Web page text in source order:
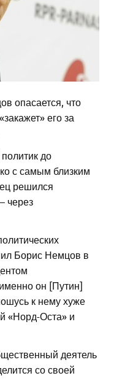
опасается, что
«закажет» его за
до
с самым близким
решился
через
Борис Немцов в
он [Путин]
к нему хуже
«Норд-Оста» и
деятель
со своей